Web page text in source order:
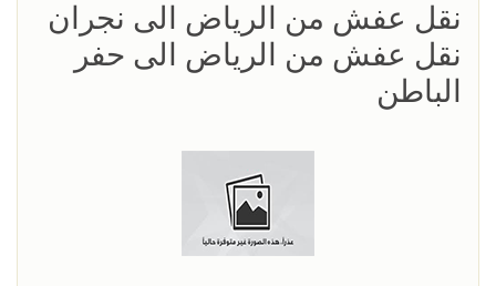
نقل عفش من الرياض الى نجران
نقل عفش من الرياض الى حفر
الباطن